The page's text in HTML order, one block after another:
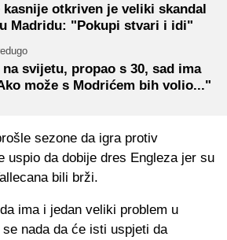
kasnije otkriven je veliki skandal
Madridu: "Pokupi stvari i idi"
svijetu, propao s 30, sad ima
može s Modrićem bih volio..."
sezone da igra protiv
uspio da dobije dres Engleza jer su
bili brži.
ima i jedan veliki problem u
nada da će isti uspjeti da